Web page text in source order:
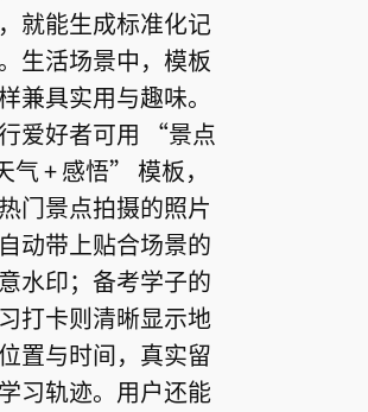
就能生成标准化记
生活场景中，模板
兼具实用与趣味。
爱好者可用 “景点
气 + 感悟” 模板，
门景点拍摄的照片
动带上贴合场景的
水印；备考学子的
打卡则清晰显示地
置与时间，真实留
习轨迹。用户还能